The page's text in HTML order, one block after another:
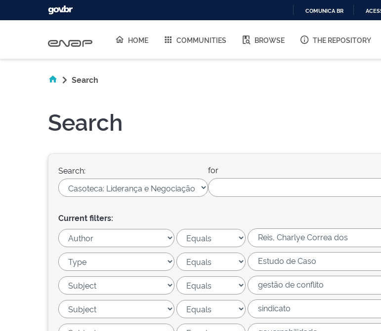
O
COMUNICA BR
HOME COMMUNITIES BROWSE THE REPOSITORY
Search
Search
Search: for
Current filters: